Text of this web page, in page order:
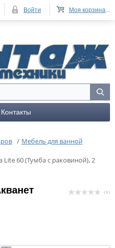
/ Мебель для ванной
60 (Тумба с раковиной), 2
( 0 )
Моя корзина...
Войти